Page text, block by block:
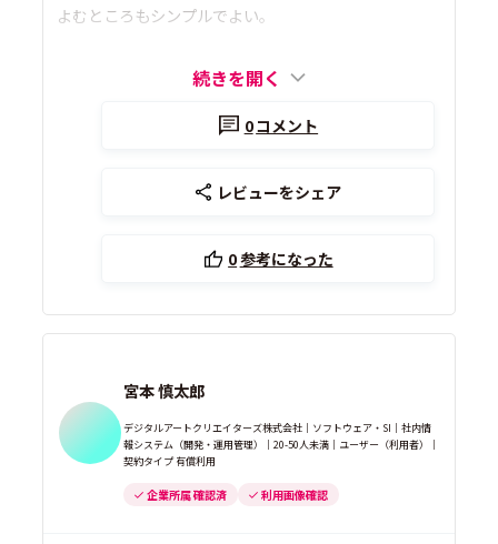
よむところもシンプルでよい。
続きを開く
0コメント
レビューをシェア
0参考になった
宮本 慎太郎
デジタルアートクリエイターズ株式会社｜ソフトウェア・SI｜社内情
報システム（開発・運用管理）｜20-50人未満｜ユーザー（利用者）｜
契約タイプ 有償利用
企業所属 確認済 利用画像確認